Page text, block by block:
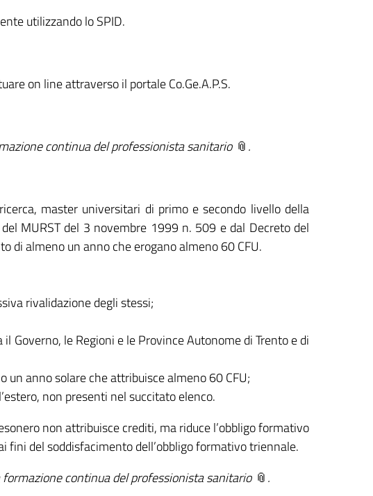
utilizzando lo SPID.
on line attraverso il portale Co.Ge.A.P.S.
continua del professionista sanitario
.
master universitari di primo e secondo livello della
MURST del 3 novembre 1999 n. 509 e dal Decreto del
di almeno un anno che erogano almeno 60 CFU.
rivalidazione degli stessi;
Governo, le Regioni e le Province Autonome di Trento e di
anno solare che attribuisce almeno 60 CFU;
non presenti nel succitato elenco.
non attribuisce crediti, ma riduce l’obbligo formativo
fini del soddisfacimento dell’obbligo formativo triennale.
continua del professionista sanitario .